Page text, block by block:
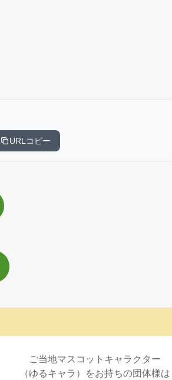
URLコピー
ご当地マスコットキャラクター
（ゆるキャラ）をお持ちの団体様は